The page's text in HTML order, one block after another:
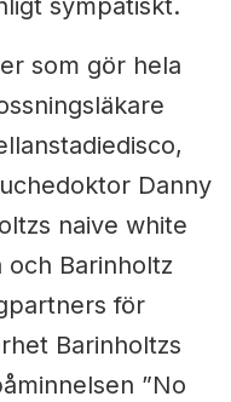
sympatiskt.
som gör hela
Danny
naive white
och Barinholtz
för
Barinholtzs
”No